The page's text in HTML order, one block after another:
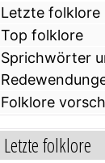
Letzte folklore
Top folklore
Sprichwörter
Folklore
Letzte folklore